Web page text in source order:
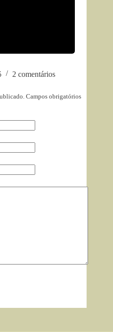
2 comentários
Campos obrigatórios